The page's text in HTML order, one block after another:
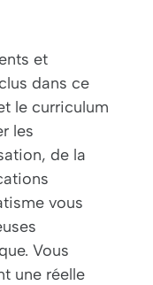
et
dans ce
le curriculum
les
de la
vous
Vous
une réelle